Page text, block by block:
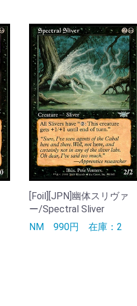
[Foil][JPN]幽体スリヴァ
ー/Spectral Sliver
NM990円在庫：2